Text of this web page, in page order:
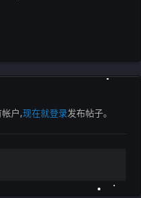
户,现在就登录发布帖子。